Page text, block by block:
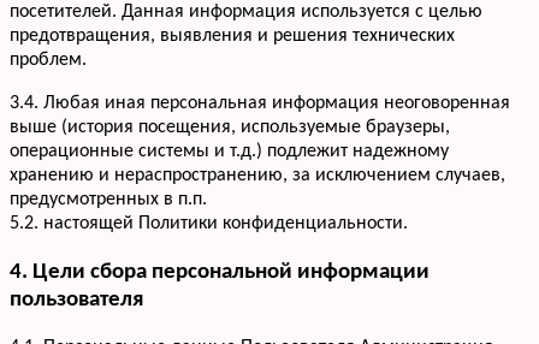
посетителей. Данная информация используется с целью
предотвращения, выявления и решения технических
проблем.
3.4. Любая иная персональная информация неоговоренная
выше (история посещения, используемые браузеры,
операционные системы и т.д.) подлежит надежному
хранению и нераспространению, за исключением случаев,
предусмотренных в п.п.
5.2. настоящей Политики конфиденциальности.
4. Цели сбора персональной информации
пользователя